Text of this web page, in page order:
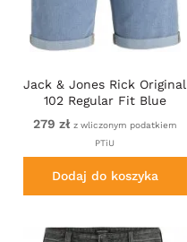
Jack & Jones Rick Original
102 Regular Fit Blue
279 zł z wliczonym podatkiem
PTiU
Dodaj do koszyka